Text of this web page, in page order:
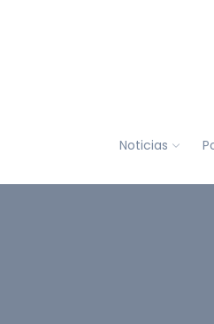
Noticias